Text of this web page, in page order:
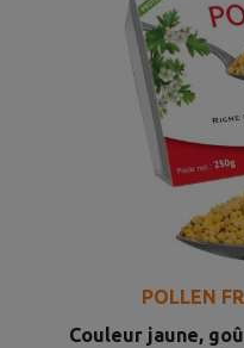
POLLEN
Couleur jaune,